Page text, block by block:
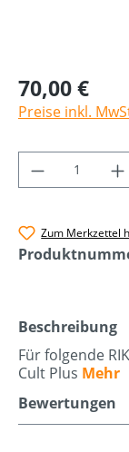
70,00 €
Preise inkl.
Produkt
Zum Merkzettel
Beschreibung
Für folgende
Cult Plus Mehr
Bewertungen